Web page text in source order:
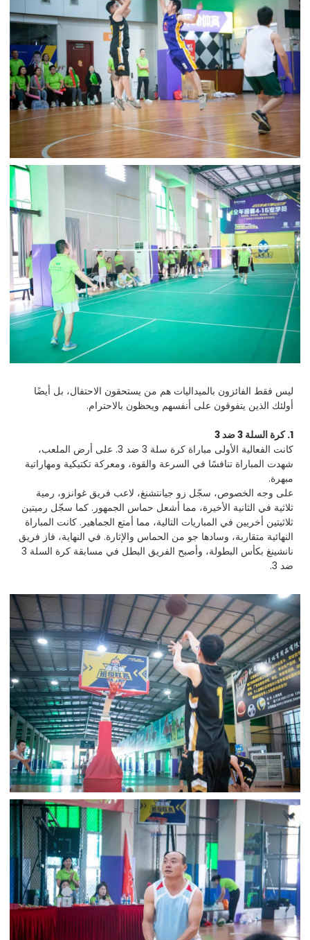
ليس فقط الفائزون بالميداليات هم من يستحقون الاحتفال، بل أيضًا
أولئك الذين يتفوقون على أنفسهم ويحظون بالاحترام.
1. كرة السلة 3 ضد 3
كانت الفعالية الأولى مباراة كرة سلة 3 ضد 3. على أرض الملعب،
شهدت المباراة تنافسًا في السرعة والقوة، ومعركة تكتيكية ومهاراتية
مبهرة.
على وجه الخصوص، سجّل زو جيانتشنغ، لاعب فريق غوانزو، رمية
ثلاثية في الثانية الأخيرة، مما أشعل حماس الجمهور. كما سجّل رميتين
ثلاثيتين أخريين في المباريات التالية، مما أمتع الجماهير. كانت المباراة
النهائية متقاربة، وسادها جو من الحماس والإثارة. في النهاية، فاز فريق
نانشينغ بكأس البطولة، وأصبح الفريق البطل في مسابقة كرة السلة 3
ضد 3.